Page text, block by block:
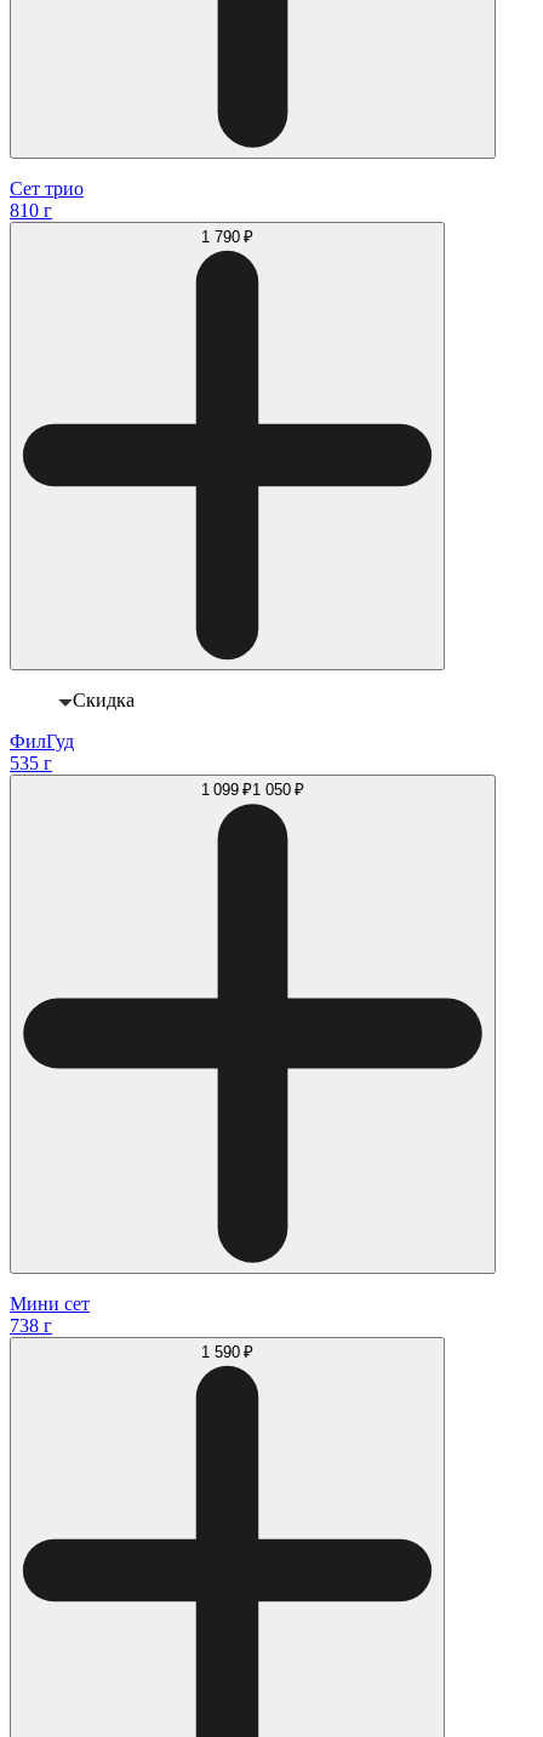
Сет трио
810 г
1 790 ₽
Скидка
ФилГуд
535 г
1 099 ₽1 050 ₽
Мини сет
738 г
1 590 ₽